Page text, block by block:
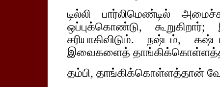
டில்லி பார்லிமெண்டில்
ஒப்புக்கொண்டு,
சரியாகிவிடும். நஷ்டம்,
இவைகளைத்
தம்பி, தாங்கிக்கொள்ளத்தான்